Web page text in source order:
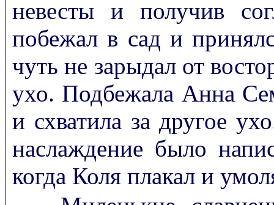
невесты и получив
побежал в сад и
чуть не зарыдал от
ухо. Подбежала Анна
и схватила за другое
наслаждение было
когда Коля плакал и